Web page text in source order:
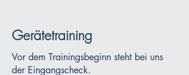
Gerätetraining
Vor dem Trainingsbeginn steht bei uns
der Eingangscheck.